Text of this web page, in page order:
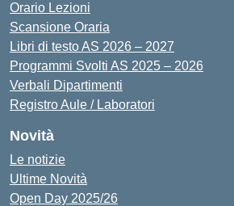
Orario Lezioni
Scansione Oraria
Libri di testo AS 2026 – 2027
Programmi Svolti AS 2025 – 2026
Verbali Dipartimenti
Registro Aule / Laboratori
Novità
Le notizie
Ultime Novità
Open Day 2025/26